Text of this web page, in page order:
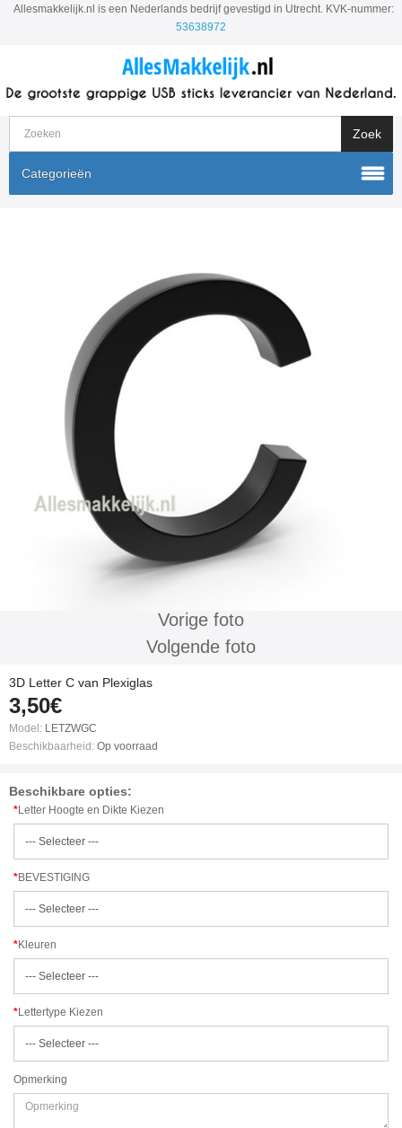
Allesmakkelijk.nl is een Nederlands bedrijf gevestigd in Utrecht. KVK-nummer:
53638972
Categorieën
Vorige foto
Volgende foto
3D Letter C van Plexiglas
3,50€
Model: LETZWGC
Beschikbaarheid: Op voorraad
Beschikbare opties:
Letter Hoogte en Dikte Kiezen
BEVESTIGING
Kleuren
Lettertype Kiezen
Opmerking